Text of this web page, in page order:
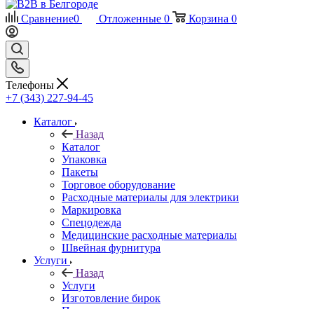
Сравнение0 Отложенные 0 Корзина 0
Телефоны
+7 (343) 227-94-45
Каталог
Назад
Каталог
Упаковка
Пакеты
Торговое оборудование
Расходные материалы для электрики
Маркировка
Спецодежда
Медицинские расходные материалы
Швейная фурнитура
Услуги
Назад
Услуги
Изготовление бирок